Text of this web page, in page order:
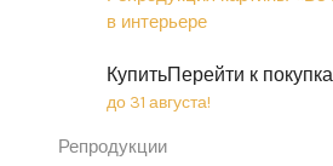
КупитьПерейти к
до 31 августа!
Репродукции